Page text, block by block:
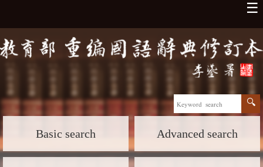
☰
Basic search Advanced search